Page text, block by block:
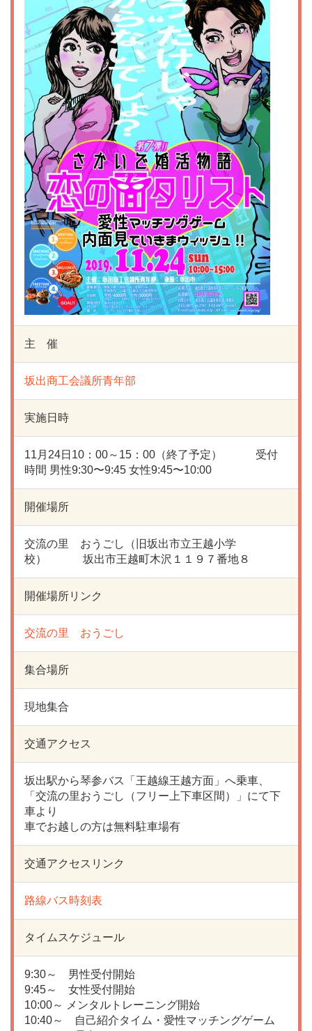
主 催
坂出商工会議所青年部
実施日時
11月24日10：00～15：00（終了予定） 受付
時間 男性9:30〜9:45 女性9:45〜10:00
開催場所
交流の里 おうごし（旧坂出市立王越小学
校） 坂出市王越町木沢１１９７番地８
開催場所リンク
交流の里 おうごし
集合場所
現地集合
交通アクセス
坂出駅から琴参バス「王越線王越方面」へ乗車、
「交流の里おうごし（フリー上下車区間）」にて下
車より
車でお越しの方は無料駐車場有
交通アクセスリンク
路線バス時刻表
タイムスケジュール
9:30～ 男性受付開始
9:45～ 女性受付開始
10:00～ メンタルトレーニング開始
10:40～ 自己紹介タイム・愛性マッチングゲーム